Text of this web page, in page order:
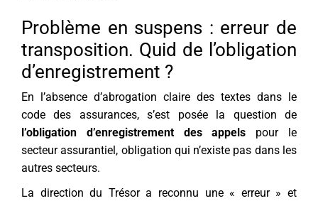
Problème en suspens : erreur de
transposition. Quid de l’obligation
d’enregistrement ?
En l’absence d’abrogation claire des textes dans le
code des assurances, s’est posée la question de
l’obligation d’enregistrement des appels pour le
secteur assurantiel, obligation qui n’existe pas dans les
autres secteurs.
La direction du Trésor a reconnu une « erreur » et